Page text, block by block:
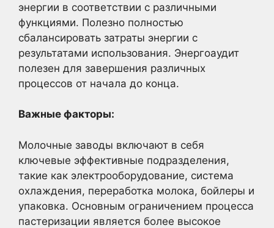
энергии в соответствии с различными
функциями. Полезно полностью
сбалансировать затраты энергии с
результатами использования. Энергоаудит
полезен для завершения различных
процессов от начала до конца.
Важные факторы:
Молочные заводы включают в себя
ключевые эффективные подразделения,
такие как электрооборудование, система
охлаждения, переработка молока, бойлеры и
упаковка. Основным ограничением процесса
пастеризации является более высокое